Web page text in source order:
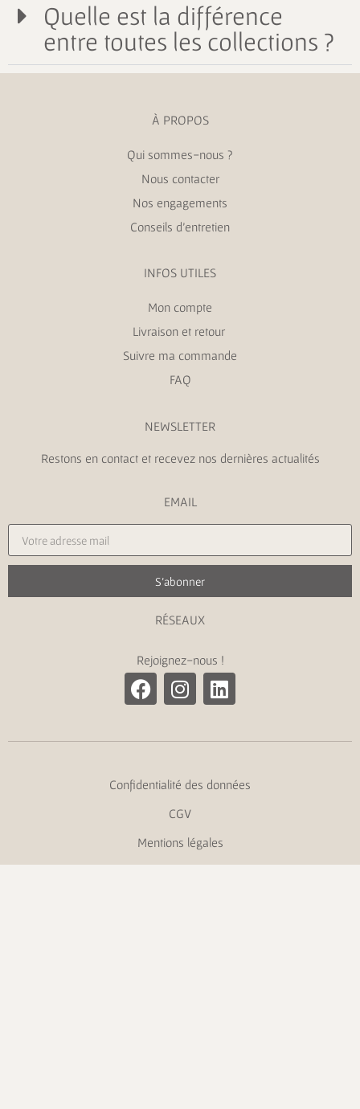
Quelle est la différence
entre toutes les collections ?
À PROPOS
Qui sommes-nous ?
Nous contacter
Nos engagements
Conseils d’entretien
INFOS UTILES
Mon compte
Livraison et retour
Suivre ma commande
FAQ
NEWSLETTER
Restons en contact et recevez nos dernières actualités
EMAIL
S'abonner
RÉSEAUX
Rejoignez-nous !
Confidentialité des données
CGV
Mentions légales